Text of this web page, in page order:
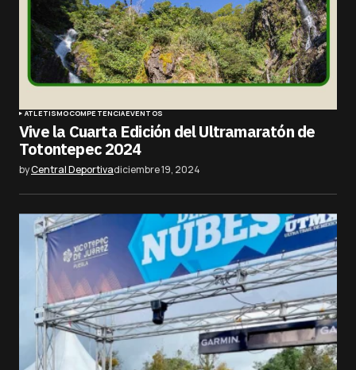
ATLETISMOCOMPETENCIAEVENTOS
Vive la Cuarta Edición del Ultramaratón de
Totontepec 2024
byCentral Deportivadiciembre 19, 2024